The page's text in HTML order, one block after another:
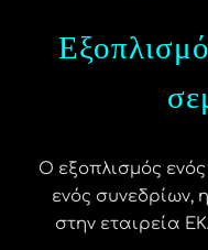
O εξοπλισμός
ενός συνεδρίων,
στην εταιρεία